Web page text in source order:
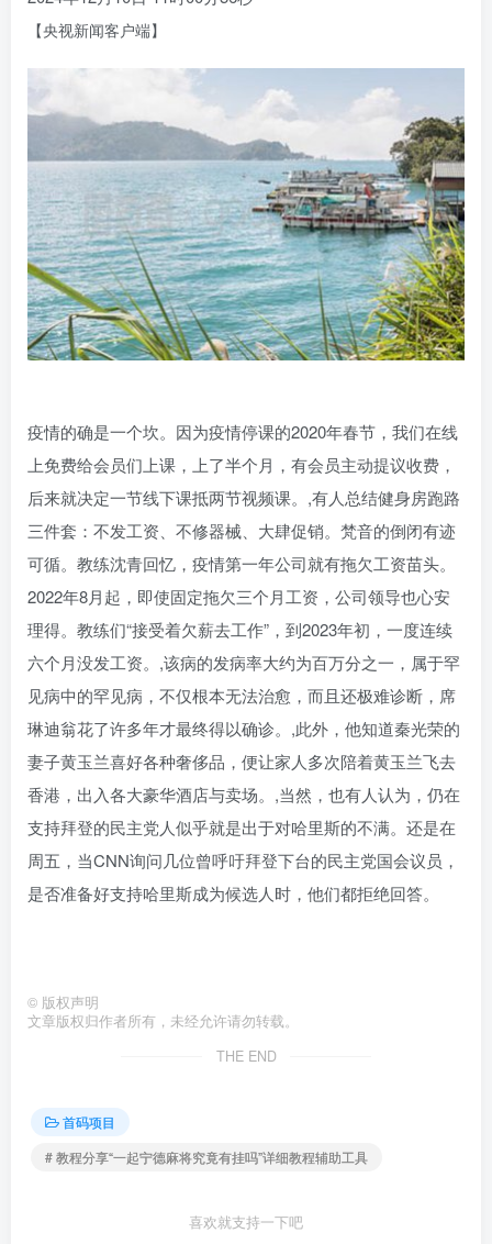
【央视新闻客户端】
疫情的确是一个坎。因为疫情停课的2020年春节，我们在线
上免费给会员们上课，上了半个月，有会员主动提议收费，
后来就决定一节线下课抵两节视频课。,有人总结健身房跑路
三件套：不发工资、不修器械、大肆促销。梵音的倒闭有迹
可循。教练沈青回忆，疫情第一年公司就有拖欠工资苗头。
2022年8月起，即使固定拖欠三个月工资，公司领导也心安
理得。教练们“接受着欠薪去工作”，到2023年初，一度连续
六个月没发工资。,该病的发病率大约为百万分之一，属于罕
见病中的罕见病，不仅根本无法治愈，而且还极难诊断，席
琳迪翁花了许多年才最终得以确诊。,此外，他知道秦光荣的
妻子黄玉兰喜好各种奢侈品，便让家人多次陪着黄玉兰飞去
香港，出入各大豪华酒店与卖场。,当然，也有人认为，仍在
支持拜登的民主党人似乎就是出于对哈里斯的不满。还是在
周五，当CNN询问几位曾呼吁拜登下台的民主党国会议员，
是否准备好支持哈里斯成为候选人时，他们都拒绝回答。
© 版权声明
文章版权归作者所有，未经允许请勿转载。
THE END
首码项目
# 教程分享“一起宁德麻将究竟有挂吗”详细教程辅助工具
喜欢就支持一下吧